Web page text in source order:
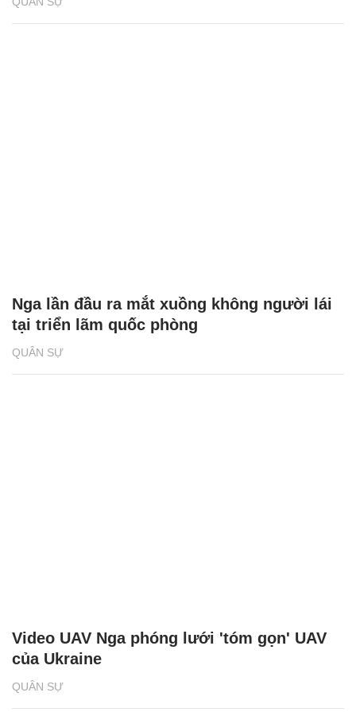
QUÂN SỰ
Nga lần đầu ra mắt xuồng không người lái
tại triển lãm quốc phòng
QUÂN SỰ
Video UAV Nga phóng lưới 'tóm gọn' UAV
của Ukraine